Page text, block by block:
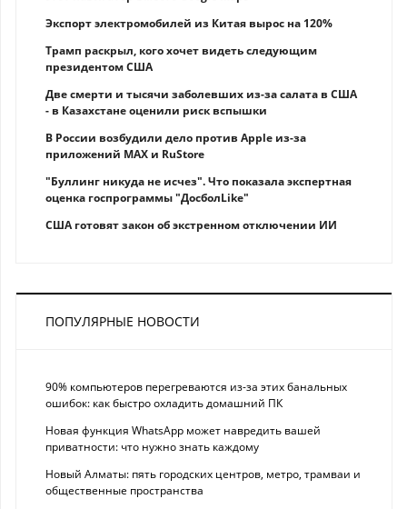
Экспорт электромобилей из Китая вырос на 120%
Трамп раскрыл, кого хочет видеть следующим
президентом США
Две смерти и тысячи заболевших из-за салата в США
- в Казахстане оценили риск вспышки
В России возбудили дело против Apple из-за
приложений MAX и RuStore
"Буллинг никуда не исчез". Что показала экспертная
оценка госпрограммы "ДосболLike"
США готовят закон об экстренном отключении ИИ
ПОПУЛЯРНЫЕ НОВОСТИ
90% компьютеров перегреваются из-за этих банальных
ошибок: как быстро охладить домашний ПК
Новая функция WhatsApp может навредить вашей
приватности: что нужно знать каждому
Новый Алматы: пять городских центров, метро, трамваи и
общественные пространства